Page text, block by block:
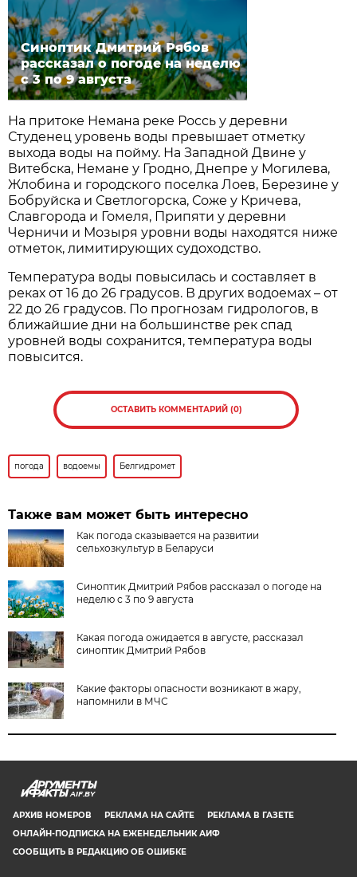
Синоптик Дмитрий Рябов
рассказал о погоде на неделю
с 3 по 9 августа
На притоке Немана реке Россь у деревни
Студенец уровень воды превышает отметку
выхода воды на пойму. На Западной Двине у
Витебска, Немане у Гродно, Днепре у Могилева,
Жлобина и городского поселка Лоев, Березине у
Бобруйска и Светлогорска, Соже у Кричева,
Славгорода и Гомеля, Припяти у деревни
Черничи и Мозыря уровни воды находятся ниже
отметок, лимитирующих судоходство.
Температура воды повысилась и составляет в
реках от 16 до 26 градусов. В других водоемах – от
22 до 26 градусов. По прогнозам гидрологов, в
ближайшие дни на большинстве рек спад
уровней воды сохранится, температура воды
повысится.
ОСТАВИТЬ КОММЕНТАРИЙ (0)
погода водоемы Белгидромет
Также вам может быть интересно
Как погода сказывается на развитии
сельхозкультур в Беларуси
Синоптик Дмитрий Рябов рассказал о погоде на
неделю с 3 по 9 августа
Какая погода ожидается в августе, рассказал
синоптик Дмитрий Рябов
Какие факторы опасности возникают в жару,
напомнили в МЧС
AIF.BY
АРХИВ НОМЕРОВ РЕКЛАМА НА САЙТЕ
РЕКЛАМА В ГАЗЕТЕ
ОНЛАЙН-ПОДПИСКА НА ЕЖЕНЕДЕЛЬНИК АИФ
СООБЩИТЬ В РЕДАКЦИЮ ОБ ОШИБКЕ